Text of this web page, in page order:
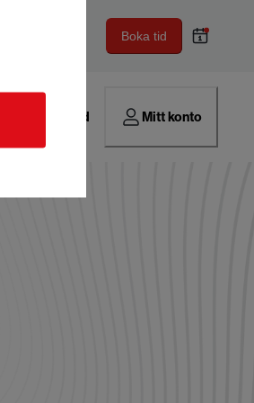
Boka tid
Hitta verkstad Mitt konto